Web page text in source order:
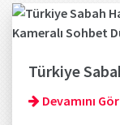
Türkiye
Devamını Gör